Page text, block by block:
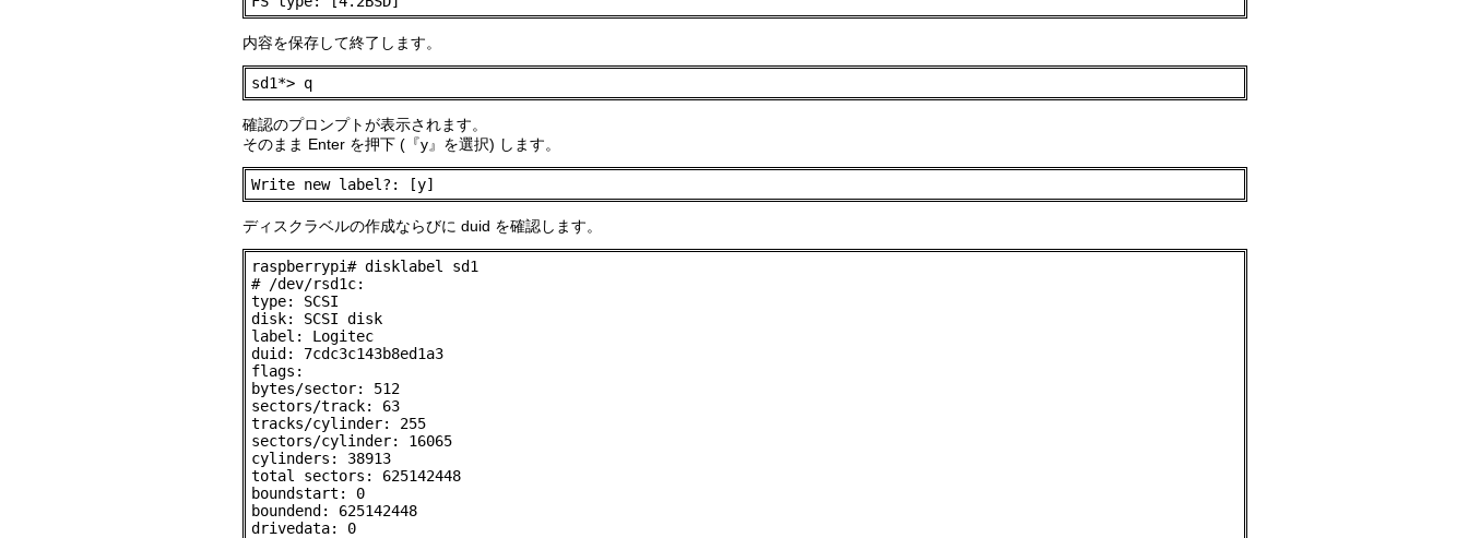
内容を保存して終了します。
sd1*> q
確認のプロンプトが表示されます。
そのまま Enter を押下 (『y』を選択) します。
Write new label?: [y]
ディスクラベルの作成ならびに duid を確認します。
raspberrypi# disklabel sd1
# /dev/rsd1c:
type: SCSI
disk: SCSI disk
label: Logitec
duid: 7cdc3c143b8ed1a3
flags:
bytes/sector: 512
sectors/track: 63
tracks/cylinder: 255
sectors/cylinder: 16065
cylinders: 38913
total sectors: 625142448
boundstart: 0
boundend: 625142448
drivedata: 0